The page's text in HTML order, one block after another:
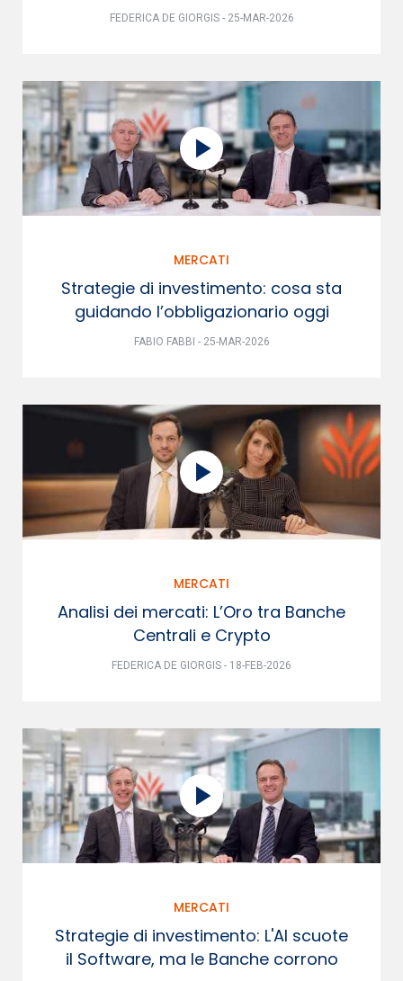
FEDERICA DE GIORGIS - 25-MAR-2026
MERCATI
Strategie di investimento: cosa sta
guidando l’obbligazionario oggi
FABIO FABBI - 25-MAR-2026
MERCATI
Analisi dei mercati: L’Oro tra Banche
Centrali e Crypto
FEDERICA DE GIORGIS - 18-FEB-2026
MERCATI
Strategie di investimento: L'AI scuote
il Software, ma le Banche corrono